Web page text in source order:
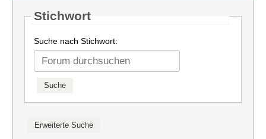
Stichwort
Suche nach Stichwort: